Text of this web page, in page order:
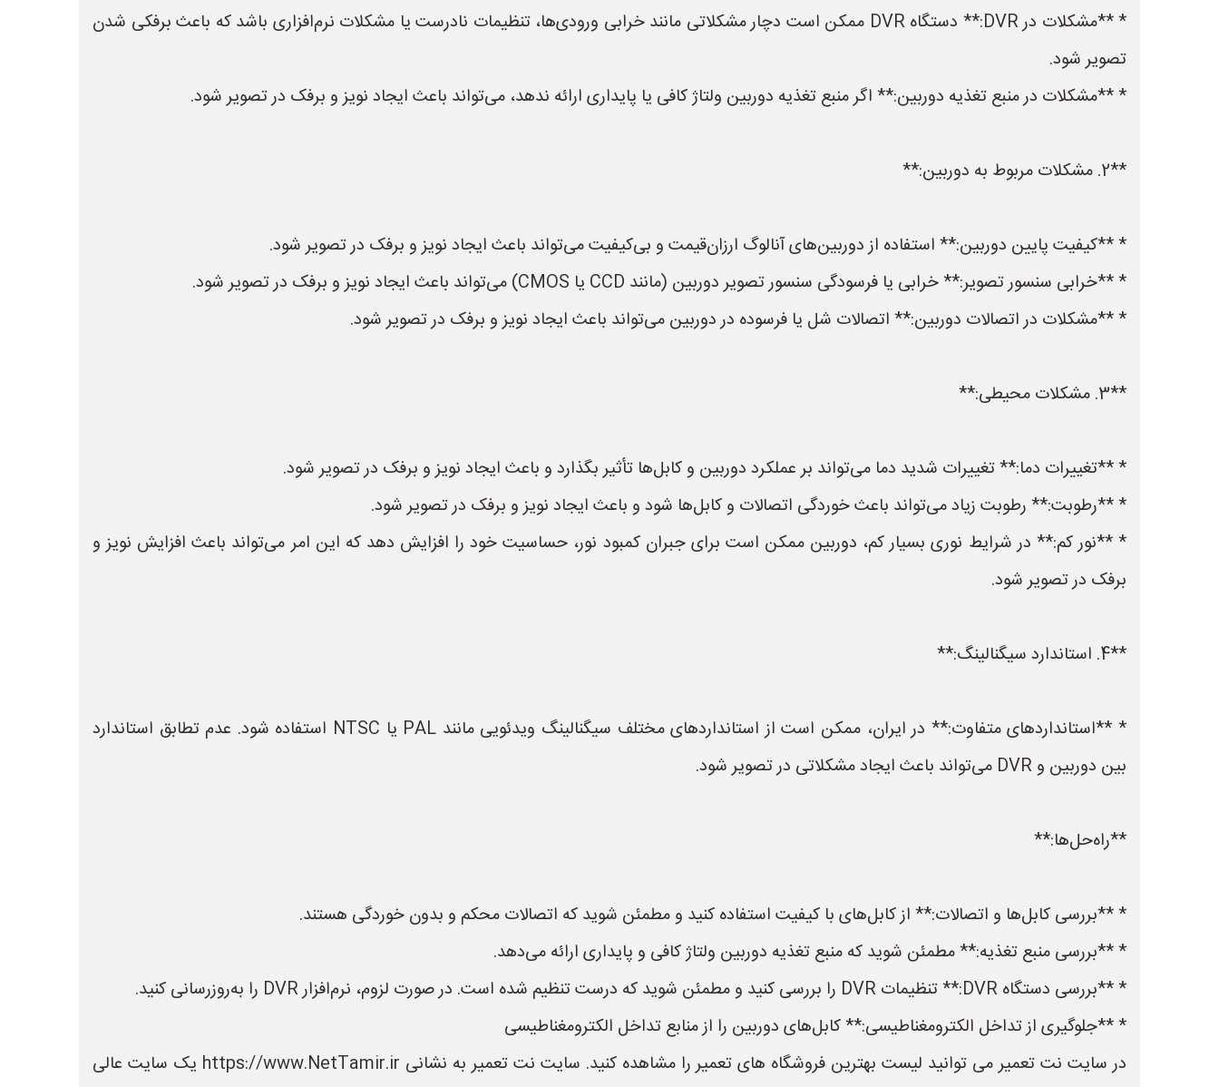
* **مشکلات در DVR:** دستگاه DVR ممکن است دچار مشکلاتی مانند خرابی ورودی‌ها، تنظیمات نادرست یا مشکلات نرم‌افزاری باشد که باعث برفکی شدن
تصویر شود.
* **مشکلات در منبع تغذیه دوربین:** اگر منبع تغذیه دوربین ولتاژ کافی یا پایداری ارائه ندهد، می‌تواند باعث ایجاد نویز و برفک در تصویر شود.
**2. مشکلات مربوط به دوربین:**
* **کیفیت پایین دوربین:** استفاده از دوربین‌های آنالوگ ارزان‌قیمت و بی‌کیفیت می‌تواند باعث ایجاد نویز و برفک در تصویر شود.
* **خرابی سنسور تصویر:** خرابی یا فرسودگی سنسور تصویر دوربین (مانند CCD یا CMOS) می‌تواند باعث ایجاد نویز و برفک در تصویر شود.
* **مشکلات در اتصالات دوربین:** اتصالات شل یا فرسوده در دوربین می‌تواند باعث ایجاد نویز و برفک در تصویر شود.
**3. مشکلات محیطی:**
* **تغییرات دما:** تغییرات شدید دما می‌تواند بر عملکرد دوربین و کابل‌ها تأثیر بگذارد و باعث ایجاد نویز و برفک در تصویر شود.
* **رطوبت:** رطوبت زیاد می‌تواند باعث خوردگی اتصالات و کابل‌ها شود و باعث ایجاد نویز و برفک در تصویر شود.
* **نور کم:** در شرایط نوری بسیار کم، دوربین ممکن است برای جبران کمبود نور، حساسیت خود را افزایش دهد که این امر می‌تواند باعث افزایش نویز و
برفک در تصویر شود.
**4. استاندارد سیگنالینگ:**
* **استانداردهای متفاوت:** در ایران، ممکن است از استانداردهای مختلف سیگنالینگ ویدئویی مانند PAL یا NTSC استفاده شود. عدم تطابق استاندارد
بین دوربین و DVR می‌تواند باعث ایجاد مشکلاتی در تصویر شود.
**راه‌حل‌ها:**
* **بررسی کابل‌ها و اتصالات:** از کابل‌های با کیفیت استفاده کنید و مطمئن شوید که اتصالات محکم و بدون خوردگی هستند.
* **بررسی منبع تغذیه:** مطمئن شوید که منبع تغذیه دوربین ولتاژ کافی و پایداری ارائه می‌دهد.
* **بررسی دستگاه DVR:** تنظیمات DVR را بررسی کنید و مطمئن شوید که درست تنظیم شده است. در صورت لزوم، نرم‌افزار DVR را به‌روزرسانی کنید.
* **جلوگیری از تداخل الکترومغناطیسی:** کابل‌های دوربین را از منابع تداخل الکترومغناطیسی
در سایت نت تعمیر می توانید لیست بهترین فروشگاه های تعمیر را مشاهده کنید. سایت نت تعمیر به نشانی https://www.NetTamir.ir یک سایت عالی